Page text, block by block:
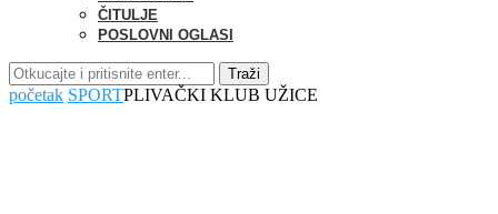
ČITULJE
POSLOVNI OGLASI
Traži
početak SPORTPLIVAČKI KLUB UŽICE